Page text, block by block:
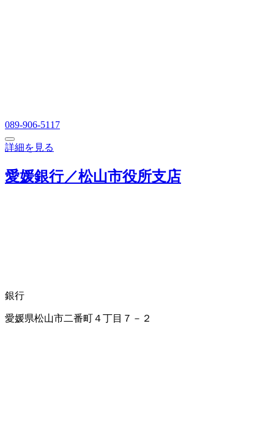
089-906-5117
詳細を見る
愛媛銀行／松山市役所支店
銀行
愛媛県松山市二番町４丁目７－２